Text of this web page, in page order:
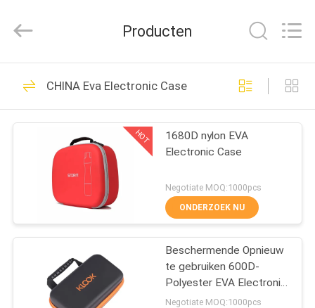
HUIS
PRODUCTEN
ONGEVEER
FABRIEKSREIS
KWALITEITSCONTROLE
Rights
by
EVA Hard Cases
69
EVA Storage Case
49
Producten
CHINA Eva Electronic Case
HOT
1680D nylon EVA
Electronic Case
Negotiate MOQ:1000pcs
ONDERZOEK NU
Beschermende Opnieuw
te gebruiken 600D-
Polyester EVA Electronic
Case Spandex Lining
Negotiate MOQ:1000pcs